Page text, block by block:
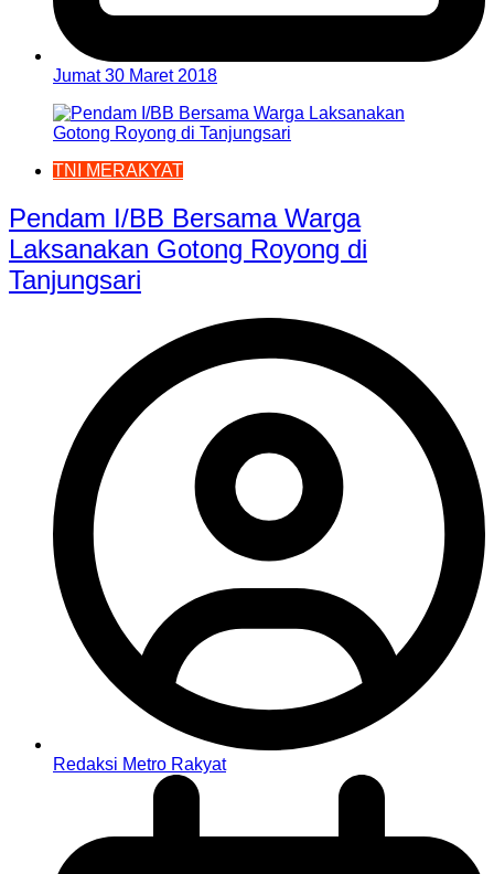
Jumat 30 Maret 2018
TNI MERAKYAT
Pendam I/BB Bersama Warga
Laksanakan Gotong Royong di
Tanjungsari
Redaksi Metro Rakyat